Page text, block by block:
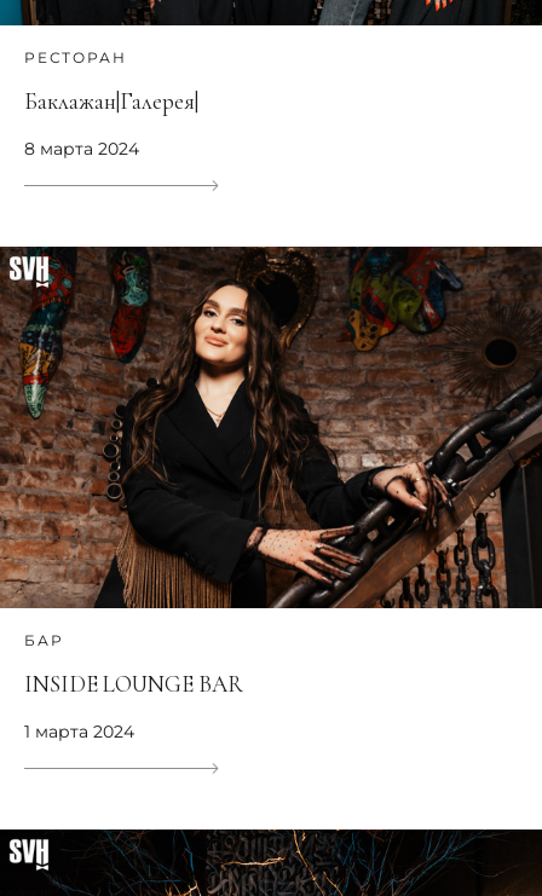
РЕСТОРАН
Баклажан|Галерея|
8 марта 2024
БАР
INSIDE LOUNGE BAR
1 марта 2024